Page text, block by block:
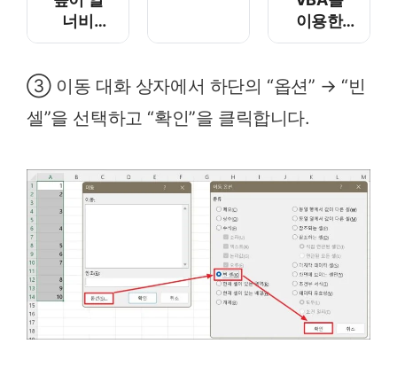
너비
유지해서
붙여넣기
텍스트
요약
프로그램
만들기
이용한
네이버
크롤링
③ 이동 대화 상자에서 하단의 “옵션” → “빈
셀”을 선택하고 “확인”을 클릭합니다.